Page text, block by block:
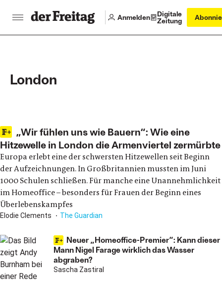
Anmelden
Digitale
Zeitung
London
Main articles
„Wir fühlen uns wie Bauern“: Wie eine
Hitzewelle in London die Armenviertel zermürbte
Europa erlebt eine der schwersten Hitzewellen seit Beginn
der Aufzeichnungen. In Großbritannien mussten im Juni
1000 Schulen schließen. Für manche eine Unannehmlichkeit
im Homeoffice – besonders für Frauen der Beginn eines
Überlebenskampfes
Elodie Clements The Guardian
Neuer „Homeoffice-Premier“: Kann dieser
Mann Nigel Farage wirklich das Wasser
abgraben?
Sascha Zastiral